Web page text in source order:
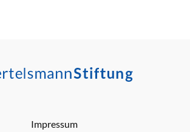
Impressum